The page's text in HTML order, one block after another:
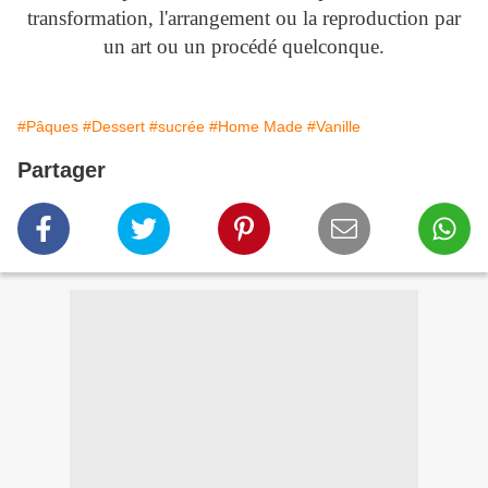
transformation, l'arrangement ou la reproduction par
un art ou un procédé quelconque.
#Pâques #Dessert #sucrée #Home Made #Vanille
Partager